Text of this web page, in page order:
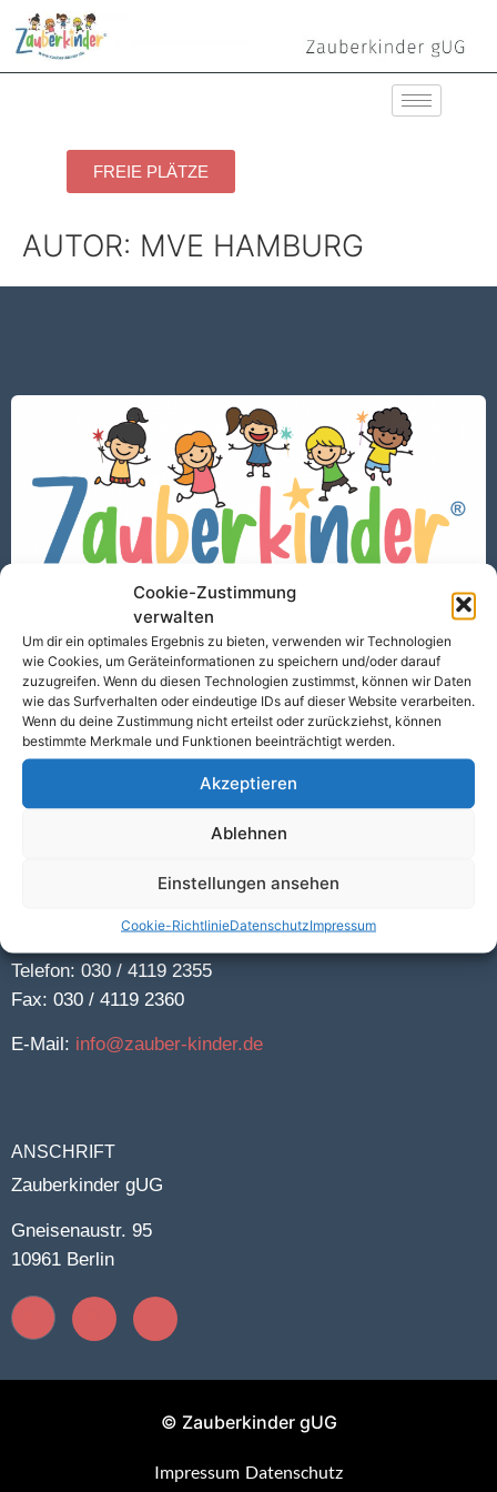
Cookie-Zustimmung
verwalten
Um dir ein optimales Ergebnis zu bieten, verwenden wir Technologien
wie Cookies, um Geräteinformationen zu speichern und/oder darauf
zuzugreifen. Wenn du diesen Technologien zustimmst, können wir Daten
wie das Surfverhalten oder eindeutige IDs auf dieser Website verarbeiten.
Wenn du deine Zustimmung nicht erteilst oder zurückziehst, können
bestimmte Merkmale und Funktionen beeinträchtigt werden.
Akzeptieren
Ablehnen
Einstellungen ansehen
Cookie-RichtlinieDatenschutzImpressum
FREIE PLÄTZE
AUTOR: MVE HAMBURG
Home
Wir über uns
Stellenangebote
Telefon: 030 / 4119 2355
Fax: 030 / 4119 2360
E-Mail: info@zauber-kinder.de
ANSCHRIFT
Zauberkinder gUG
Gneisenaustr. 95
10961 Berlin
© Zauberkinder gUG
Impressum Datenschutz